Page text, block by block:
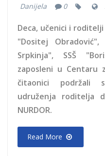
Danijela 0
Deca, učenici i
"Dositej Obradović",
Srpkinja", SSŠ
zaposleni u Centaru
čitaonici podržali
udruženja roditelja
NURDOR.
Read More